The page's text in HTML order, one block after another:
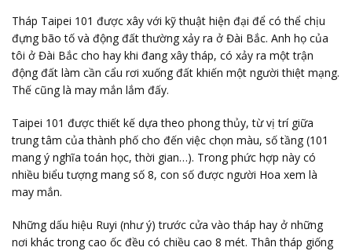
Tháp Taipei 101 được xây với kỹ thuật hiện đại để có thể chịu
đựng bão tố và động đất thường xảy ra ở Đài Bắc. Anh họ của
tôi ở Đài Bắc cho hay khi đang xây tháp, có xảy ra một trận
động đất làm cần cẩu rơi xuống đất khiến một người thiệt mạng.
Thế cũng là may mắn lắm đấy.
Taipei 101 được thiết kế dựa theo phong thủy, từ vị trí giữa
trung tâm của thành phố cho đến việc chọn màu, số tầng (101
mang ý nghĩa toán học, thời gian…). Trong phức hợp này có
nhiều biểu tượng mang số 8, con số được người Hoa xem là
may mắn.
Những dấu hiệu Ruyi (như ý) trước cửa vào tháp hay ở những
nơi khác trong cao ốc đều có chiều cao 8 mét. Thân tháp giống